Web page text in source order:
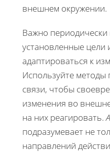
внешнем окружении.
Важно периодически
установленные цели
адаптироваться к
Используйте методы
связи, чтобы
изменения во
на них реагировать.
подразумевает не
направлений